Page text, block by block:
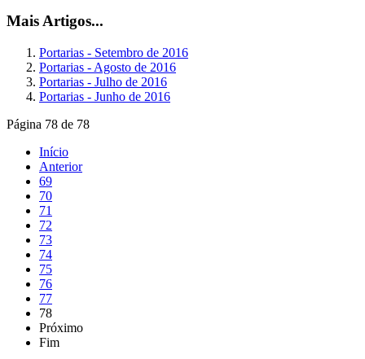
Mais Artigos...
Portarias - Setembro de 2016
Portarias - Agosto de 2016
Portarias - Julho de 2016
Portarias - Junho de 2016
Página 78 de 78
Início
Anterior
69
70
71
72
73
74
75
76
77
78
Próximo
Fim